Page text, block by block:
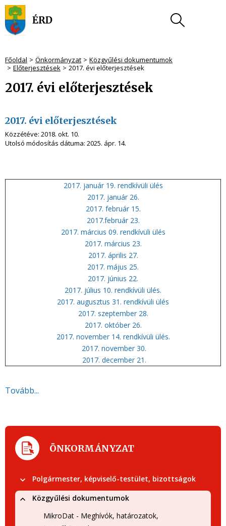
Főoldal Önkormányzat
Közgyűlési dokumentumok
Előterjesztések
2017. évi előterjesztések
2017. évi előterjesztések
2017. évi előterjesztések
Közzétéve: 2018. okt. 10.
Utolsó módosítás dátuma: 2025. ápr. 14.
2017. január 19. rendkívüli ülés
2017. január 26.
2017. február 15.
2017.február 23.
2017. március 09. rendkívüli ülés
2017. március 23.
2017. április 27.
2017. május 25.
2017. június 22.
2017. július 10. rendkívüli ülés.
2017. augusztus 31. rendkívüli ülés
2017. szeptember 28.
2017. október 26.
2017. november 14. rendkívüli ülés.
2017. november 30.
2017. december 21.
Tovább...
ÖNKORMÁNYZAT
Polgármester, képviselő-testület, bizottságok
Közgyűlési dokumentumok
MikroDat - Meghívók, határozatok,